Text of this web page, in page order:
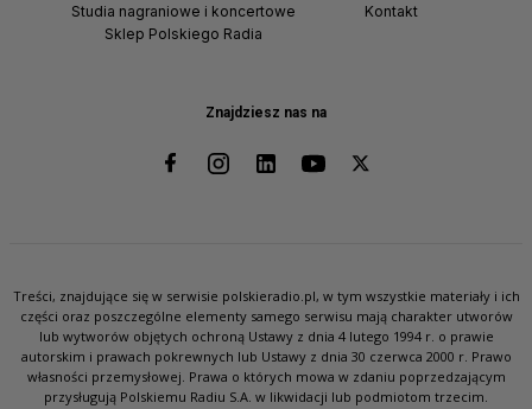
Znajdziesz nas na
Studia nagraniowe i koncertowe
Sklep Polskiego Radia
Kontakt
Treści, znajdujące się w serwisie polskieradio.pl, w tym wszystkie materiały i ich
części oraz poszczególne elementy samego serwisu mają charakter utworów
lub wytworów objętych ochroną Ustawy z dnia 4 lutego 1994 r. o prawie
autorskim i prawach pokrewnych lub Ustawy z dnia 30 czerwca 2000 r. Prawo
własności przemysłowej. Prawa o których mowa w zdaniu poprzedzającym
przysługują Polskiemu Radiu S.A. w likwidacji lub podmiotom trzecim.